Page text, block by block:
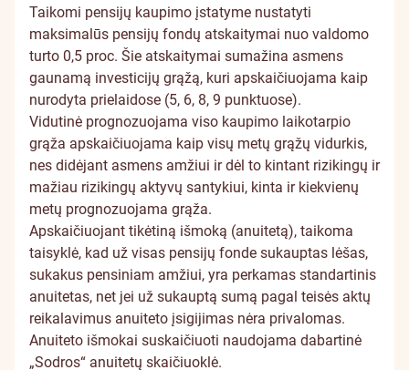
Taikomi pensijų kaupimo įstatyme nustatyti
maksimalūs pensijų fondų atskaitymai nuo valdomo
turto 0,5 proc. Šie atskaitymai sumažina asmens
gaunamą investicijų grąžą, kuri apskaičiuojama kaip
nurodyta prielaidose (5, 6, 8, 9 punktuose).
Vidutinė prognozuojama viso kaupimo laikotarpio
grąža apskaičiuojama kaip visų metų grąžų vidurkis,
nes didėjant asmens amžiui ir dėl to kintant rizikingų ir
mažiau rizikingų aktyvų santykiui, kinta ir kiekvienų
metų prognozuojama grąža.
Apskaičiuojant tikėtiną išmoką (anuitetą), taikoma
taisyklė, kad už visas pensijų fonde sukauptas lėšas,
sukakus pensiniam amžiui, yra perkamas standartinis
anuitetas, net jei už sukauptą sumą pagal teisės aktų
reikalavimus anuiteto įsigijimas nėra privalomas.
Anuiteto išmokai suskaičiuoti naudojama dabartinė
„Sodros“ anuitetų skaičiuoklė.